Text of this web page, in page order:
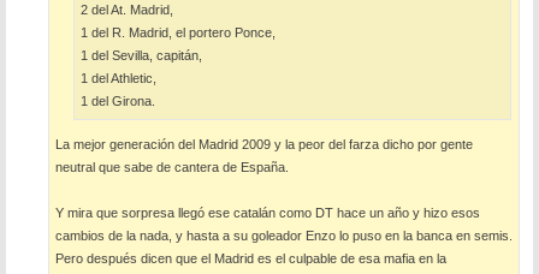
2 del At. Madrid,
1 del R. Madrid, el portero Ponce,
1 del Sevilla, capitán,
1 del Athletic,
1 del Girona.
La mejor generación del Madrid 2009 y la peor del farza dicho por gente
neutral que sabe de cantera de España.
Y mira que sorpresa llegó ese catalán como DT hace un año y hizo esos
cambios de la nada, y hasta a su goleador Enzo lo puso en la banca en semis.
Pero después dicen que el Madrid es el culpable de esa mafia en la